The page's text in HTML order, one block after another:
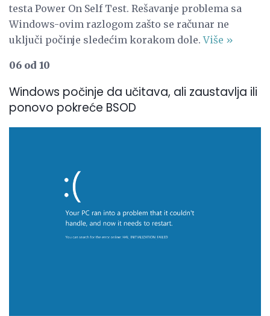
testa Power On Self Test. Rešavanje problema sa
Windows-ovim razlogom zašto se računar ne
uključi počinje sledećim korakom dole.Više »
06 od 10
Windows počinje da učitava, ali zaustavlja ili
ponovo pokreće BSOD